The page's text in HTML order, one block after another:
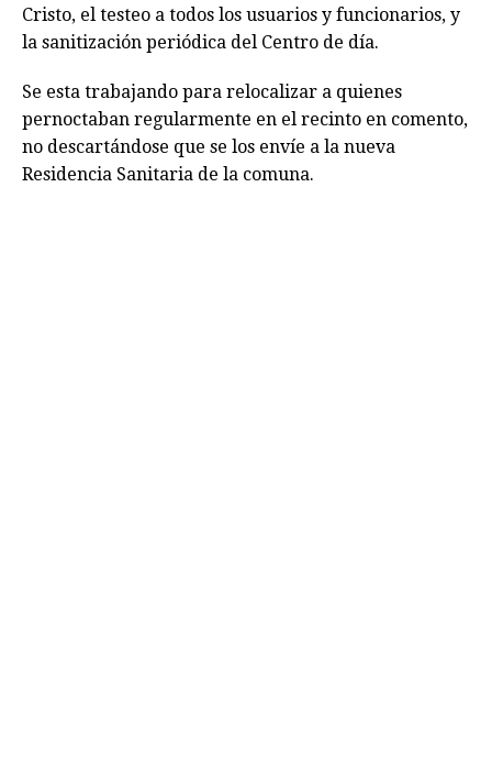
Cristo, el testeo a todos los usuarios y funcionarios, y
la sanitización periódica del Centro de día.
Se esta trabajando para relocalizar a quienes
pernoctaban regularmente en el recinto en comento,
no descartándose que se los envíe a la nueva
Residencia Sanitaria de la comuna.